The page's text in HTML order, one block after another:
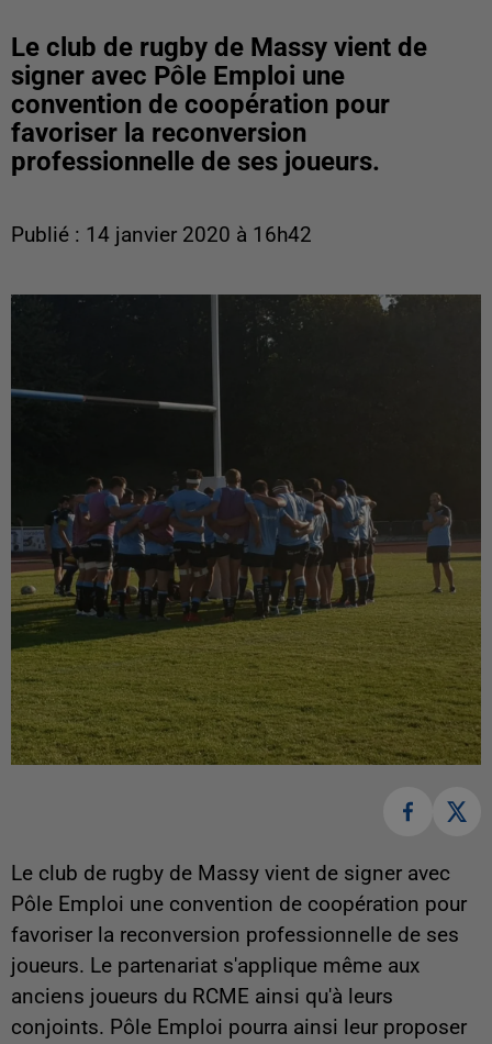
Le club de rugby de Massy vient de
signer avec Pôle Emploi une
convention de coopération pour
favoriser la reconversion
professionnelle de ses joueurs.
Publié : 14 janvier 2020 à 16h42
Le club de rugby de Massy vient de signer avec
Pôle Emploi une convention de coopération pour
favoriser la reconversion professionnelle de ses
joueurs. Le partenariat s'applique même aux
anciens joueurs du RCME ainsi qu'à leurs
conjoints. Pôle Emploi pourra ainsi leur proposer